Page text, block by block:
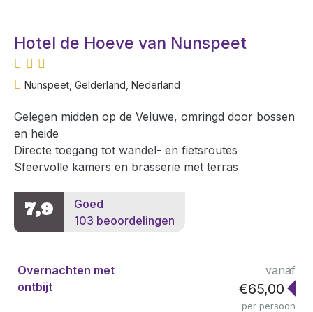
Hotel de Hoeve van Nunspeet
Nunspeet, Gelderland, Nederland
Gelegen midden op de Veluwe, omringd door bossen
en heide
Directe toegang tot wandel- en fietsroutes
Sfeervolle kamers en brasserie met terras
7,9
Goed
103 beoordelingen
Overnachten met
ontbijt
vanaf
€65,00
per persoon